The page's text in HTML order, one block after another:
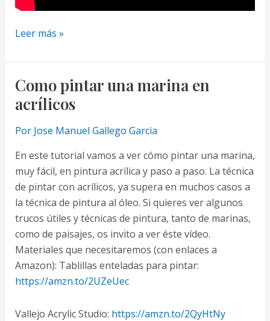
Como
con
Acrilicos
Paso
a
Paso
Cómo
pintar
un
Paisaje
Leer más »
Como pintar una marina en
acrílicos
Por Jose Manuel Gallego Garcia
En este tutorial vamos a ver cómo pintar una marina,
muy fácil, en pintura acrílica y paso a paso. La técnica
de pintar con acrílicos, ya supera en muchos casos a
la técnica de pintura al óleo. Si quieres ver algunos
trucos útiles y técnicas de pintura, tanto de marinas,
como de paisajes, os invito a ver éste vídeo.
Materiales que necesitaremos (con enlaces a
Amazon): Tablillas enteladas para pintar:
https://amzn.to/2UZeUec
Vallejo Acrylic Studio: https://amzn.to/2QyHtNy